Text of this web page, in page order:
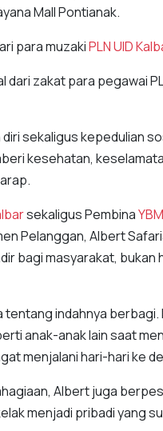
Mall Pontianak.
para muzakiPLN UID
dari zakat para pegawai
sekaligus kepedulian
kesehatan,
sekaligus PembinaYBM
Pelanggan, Albert
bagi masyarakat,
tentang indahnya
anak-anak lain saat
menjalani hari-hari ke
Albert juga
menjadi pribadi yang